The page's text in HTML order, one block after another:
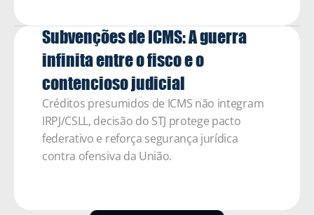
Subvenções de ICMS: A guerra
infinita entre o fisco e o
contencioso judicial
Créditos presumidos de ICMS não integram
IRPJ/CSLL, decisão do STJ protege pacto
federativo e reforça segurança jurídica
contra ofensiva da União.